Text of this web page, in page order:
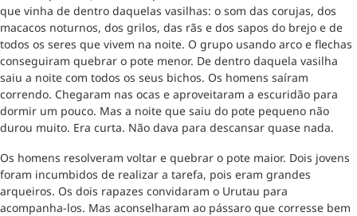
que vinha de dentro daquelas vasilhas: o som das corujas, dos
macacos noturnos, dos grilos, das rãs e dos sapos do brejo e de
todos os seres que vivem na noite. O grupo usando arco e flechas
conseguiram quebrar o pote menor. De dentro daquela vasilha
saiu a noite com todos os seus bichos. Os homens saíram
correndo. Chegaram nas ocas e aproveitaram a escuridão para
dormir um pouco. Mas a noite que saiu do pote pequeno não
durou muito. Era curta. Não dava para descansar quase nada.
Os homens resolveram voltar e quebrar o pote maior. Dois jovens
foram incumbidos de realizar a tarefa, pois eram grandes
arqueiros. Os dois rapazes convidaram o Urutau para
acompanha-los. Mas aconselharam ao pássaro que corresse bem